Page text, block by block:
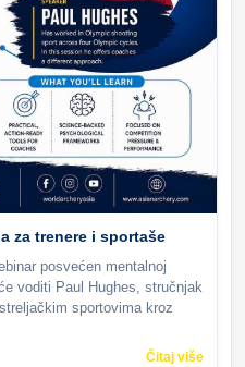
za trenere i sportaše
posvećen mentalnoj
voditi Paul Hughes, stručnjak
sportovima kroz
Čitaj više